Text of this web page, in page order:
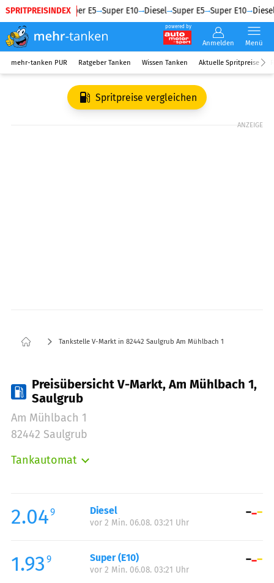
SPRITPREISINDEX
Diesel Super E5 Super E10 Diesel Super E5 Super E10 Diesel
powered by
Anmelden Menü
mehr-tanken PUR Ratgeber Tanken Wissen Tanken Aktuelle Spritpreise
Spritpreise vergleichen
ANZEIGE
Tankstelle V-Markt in 82442 Saulgrub Am Mühlbach 1
Preisübersicht V-Markt, Am Mühlbach 1,
Saulgrub
Am Mühlbach 1
82442 Saulgrub
Tankautomat
Mittwoch:
06:00-22:00
Donnerstag:
Samstag:
06:00-22:00
Sonntag:
2.049 Diesel
vor 2 Min. 06.08. 03:21 Uhr
1.93 9 Super (E10)
vor 2 Min. 06.08. 03:21 Uhr